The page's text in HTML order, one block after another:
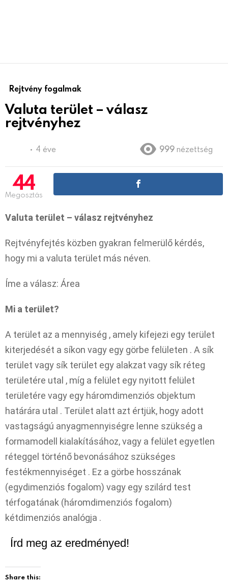
Rejtvény fogalmak
Valuta terület – válasz
rejtvényhez
4 éve 999 nézettség
44
Megosztás
Valuta terület – válasz rejtvényhez
Rejtvényfejtés közben gyakran felmerülő kérdés,
hogy mi a valuta terület más néven.
Íme a válasz: Área
Mi a terület?
A terület az a mennyiség , amely kifejezi egy terület
kiterjedését a síkon vagy egy görbe felületen . A sík
terület vagy sík terület egy alakzat vagy sík réteg
területére utal , míg a felület egy nyitott felület
területére vagy egy háromdimenziós objektum
határára utal . Terület alatt azt értjük, hogy adott
vastagságú anyagmennyiségre lenne szükség a
formamodell kialakításához, vagy a felület egyetlen
réteggel történő bevonásához szükséges
festékmennyiséget . Ez a görbe hosszának
(egydimenziós fogalom) vagy egy szilárd test
térfogatának (háromdimenziós fogalom)
kétdimenziós analógja .
Írd meg az eredményed!
Share this: